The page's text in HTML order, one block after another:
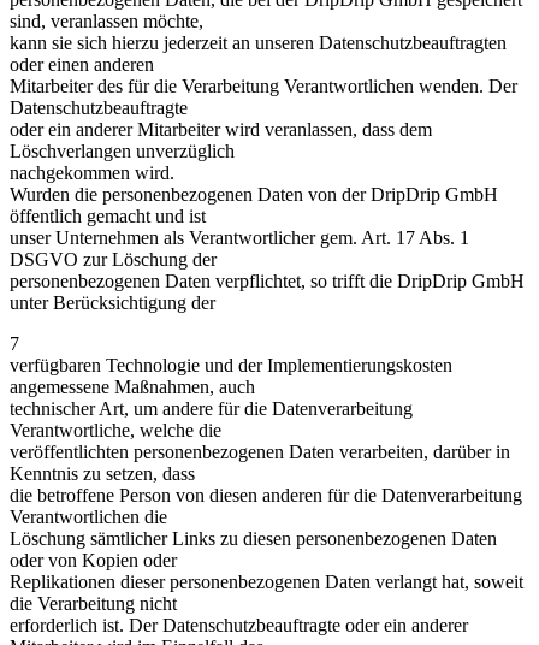
sind, veranlassen möchte,
kann sie sich hierzu jederzeit an unseren Datenschutzbeauftragten
oder einen anderen
Mitarbeiter des für die Verarbeitung Verantwortlichen wenden. Der
Datenschutzbeauftragte
oder ein anderer Mitarbeiter wird veranlassen, dass dem
Löschverlangen unverzüglich
nachgekommen wird.
Wurden die personenbezogenen Daten von der DripDrip GmbH
öffentlich gemacht und ist
unser Unternehmen als Verantwortlicher gem. Art. 17 Abs. 1
DSGVO zur Löschung der
personenbezogenen Daten verpflichtet, so trifft die DripDrip GmbH
unter Berücksichtigung der
7
verfügbaren Technologie und der Implementierungskosten
angemessene Maßnahmen, auch
technischer Art, um andere für die Datenverarbeitung
Verantwortliche, welche die
veröffentlichten personenbezogenen Daten verarbeiten, darüber in
Kenntnis zu setzen, dass
die betroffene Person von diesen anderen für die Datenverarbeitung
Verantwortlichen die
Löschung sämtlicher Links zu diesen personenbezogenen Daten
oder von Kopien oder
Replikationen dieser personenbezogenen Daten verlangt hat, soweit
die Verarbeitung nicht
erforderlich ist. Der Datenschutzbeauftragte oder ein anderer